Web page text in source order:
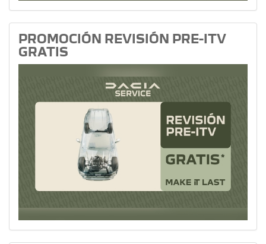
PROMOCIÓN REVISIÓN PRE-ITV
GRATIS